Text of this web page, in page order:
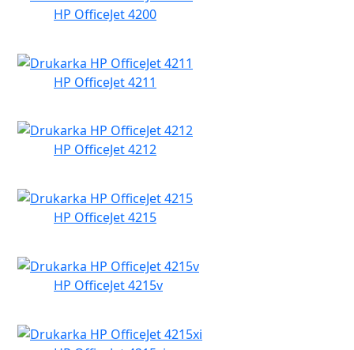
HP OfficeJet 4200
HP OfficeJet 4211
HP OfficeJet 4212
HP OfficeJet 4215
HP OfficeJet 4215v